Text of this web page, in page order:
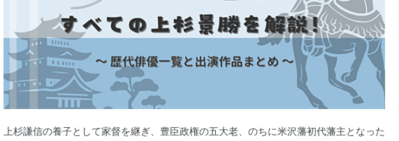
上杉謙信の養子として家督を継ぎ、豊臣政権の五大老、のちに米沢藩初代藩主となった